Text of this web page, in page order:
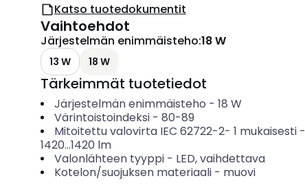
Katso tuotedokumentit
Vaihtoehdot
Järjestelmän enimmäisteho:18 W
13 W 18 W
Tärkeimmät tuotetiedot
Järjestelmän enimmäisteho - 18 W
Värintoistoindeksi- 80-89
Mitoitettu valovirta IEC 62722-2- 1 mukaisesti-
1420...1420 lm
Valonlähteen tyyppi- LED, vaihdettava
Kotelon/suojuksen materiaali- muovi